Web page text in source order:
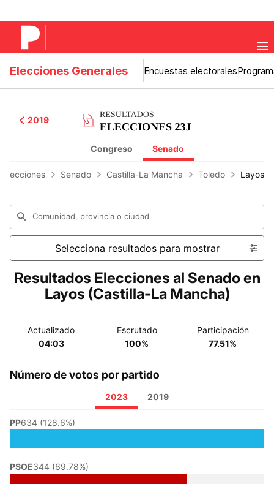
Elecciones Generales Encuestas electorales
2019
Congreso Senado
Elecciones Senado Castilla-La Mancha Toledo Layos
Comunidad, provincia o ciudad
Selecciona resultados para mostrar
Resultados Elecciones al Senado en
Layos (Castilla-La Mancha)
Actualizado
04:03
Escrutado
100%
Participación
77.51%
Número de votos por partido
2023 2019
PP634 (128.6%)
PSOE344 (69.78%)